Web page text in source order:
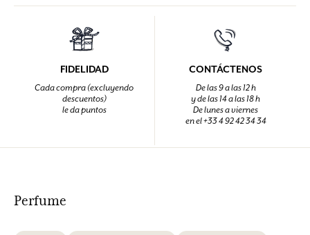
FIDELIDAD
Cada compra (excluyendo
descuentos)
le da puntos
CONTÁCTENOS
De las 9 a las 12 h
y de las 14 a las 18 h
De lunes a viernes
en el +33 4 92 42 34 34
Perfume